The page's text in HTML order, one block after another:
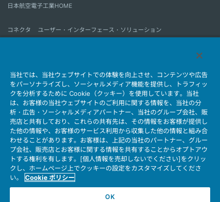
日本航空電子工業HOME
コネクタ
ユーザー・インターフェース・ソリューション
会社情報 サステナビリティ IR情報 採用情報
会社情報新着一覧
製品情報新着一覧
サイトマップ お問い合わせ
個人情報保護ポリシー
JAE Cookie Policy
ウェブアクセシビリティ方針
マイナンバー情報保護ポリシー
当社ウェブサイトのご利用について
ソーシャルメディア公式アカウント運用ポリシー
当社では、当社ウェブサイトでの体験を向上させ、コンテンツや広告
をパーソナライズし、ソーシャルメディア機能を提供し、トラフィッ
クを分析するために Cookie（クッキー）を使用しています。当社
は、お客様の当社ウェブサイトのご利用に関する情報を、当社の分
析・広告・ソーシャルメディアパートナー、当社のグループ会社、販
売店と共有しており、これらの共有先は、その情報をお客様が提供し
た他の情報や、お客様のサービス利用から収集した他の情報と組み合
わせることがあります。お客様は、上記の当社のパートナー、グルー
プ会社、販売店とお客様に関する情報を共有することからオプトアウ
トする権利を有します。[個人情報を売却しないでください]をクリッ
クし、ホームページ上でクッキーの設定をカスタマイズしてくださ
い。
Cookie ポリシー
OK